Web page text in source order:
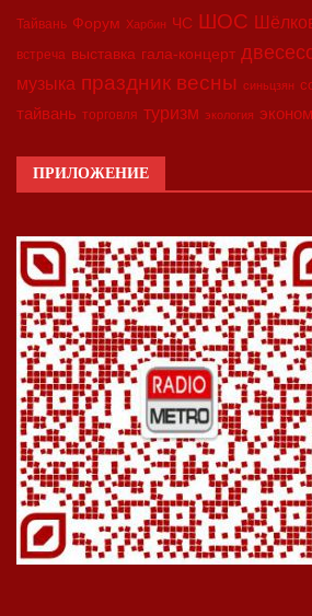
Тайвань Форум Харбин ЧС ШОС
встреча выставка гала-концерт
музыка праздник весны синьцзян
тайвань торговля туризм экология
ПРИЛОЖЕНИЕ